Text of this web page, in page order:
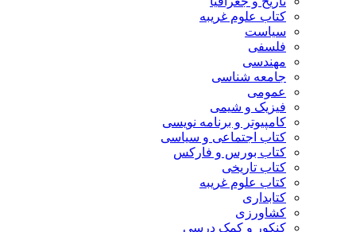
کتاب علوم غریبه
سیاست
فلسفی
مهندسی
جامعه شناسی
عمومی
فیزیک و شیمی
کامپیوتر و برنامه نویسی
کتاب اجتماعی و سیاسی
کتاب بورس و فارکس
کتاب تاریخی
کتاب علوم غریبه
کتابداری
کشاورزی
کنکور و کمک‌ درسی